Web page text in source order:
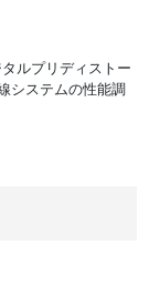
ルプリディストー
システムの性能調